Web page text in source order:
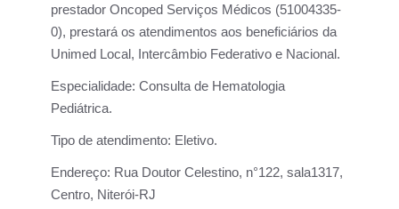
prestador Oncoped Serviços Médicos (51004335-
0), prestará os atendimentos aos beneficiários da
Unimed Local, Intercâmbio Federativo e Nacional.
Especialidade: Consulta de Hematologia
Pediátrica.
Tipo de atendimento: Eletivo.
Endereço: Rua Doutor Celestino, n°122, sala1317,
Centro, Niterói-RJ